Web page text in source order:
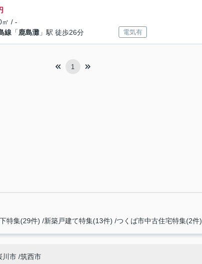
㎡ / -
線 「 鹿島灘 」駅 徒歩26分 電気有
1
特集(29件) 新築戸建て特集(13件) つくば市中古住宅特集(2件)
川市 筑西市